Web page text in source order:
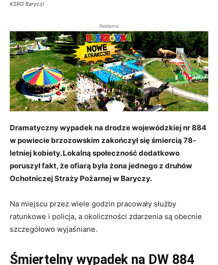
KSRG Barycz)
Reklama
Dramatyczny wypadek na drodze wojewódzkiej nr 884
w powiecie brzozowskim zakończył się śmiercią 78-
letniej kobiety. Lokalną społeczność dodatkowo
poruszył fakt, że ofiarą była żona jednego z druhów
Ochotniczej Straży Pożarnej w Baryczy.
Na miejscu przez wiele godzin pracowały służby
ratunkowe i policja, a okoliczności zdarzenia są obecnie
szczegółowo wyjaśniane.
Śmiertelny wypadek na DW 884